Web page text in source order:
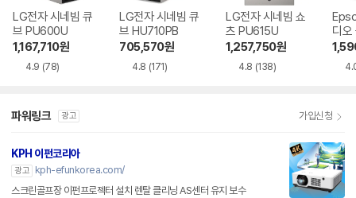
LG전자 시네빔 큐
브 PU600U
1,167,710원
4.9 (78)
LG전자 시네빔 큐
브 HU710PB
705,570원
4.8 (171)
LG전자 시네빔 쇼
츠 PU615U
1,257,750원
4.8 (138)
디오
EF-
파워링크 광고 가입신청
KPH 이펀코리아
광고
kph-efunkorea.com/
스크린골프장 이펀프로젝터 설치 렌탈 클리닝 AS센터 유지 보수